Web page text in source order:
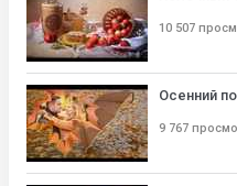
10 507
Осенний
9 767